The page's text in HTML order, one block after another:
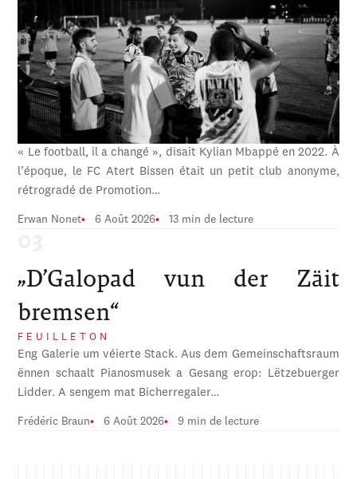
« Le football, il a changé », disait Kylian Mbappé en 2022. À
l’époque, le FC Atert Bissen était un petit club anonyme,
rétrogradé de Promotion…
Erwan Nonet 6 Août 2026 13 min de lecture
„D’Galopad vun der Zäit
bremsen“
FEUILLETON
Eng Galerie um véierte Stack. Aus dem Gemeinschaftsraum
ënnen schaalt Pianosmusek a Gesang erop: Lëtzebuerger
Lidder. A sengem mat Bicherregaler…
Frédéric Braun 6 Août 2026 9 min de lecture